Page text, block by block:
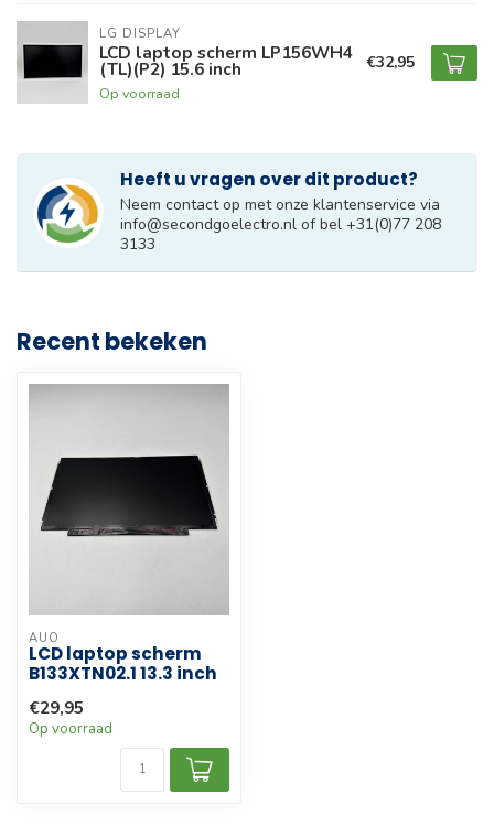
LG DISPLAY
LCD laptop scherm LP156WH4
(TL)(P2) 15.6 inch
Op voorraad
€32,95
Heeft u vragen over dit product?
Neem contact op met onze klantenservice via
info@secondgoelectro.nl of bel +31(0)77 208
3133
Recent bekeken
AUO
LCD laptop scherm
B133XTN02.1 13.3 inch
€29,95
Op voorraad